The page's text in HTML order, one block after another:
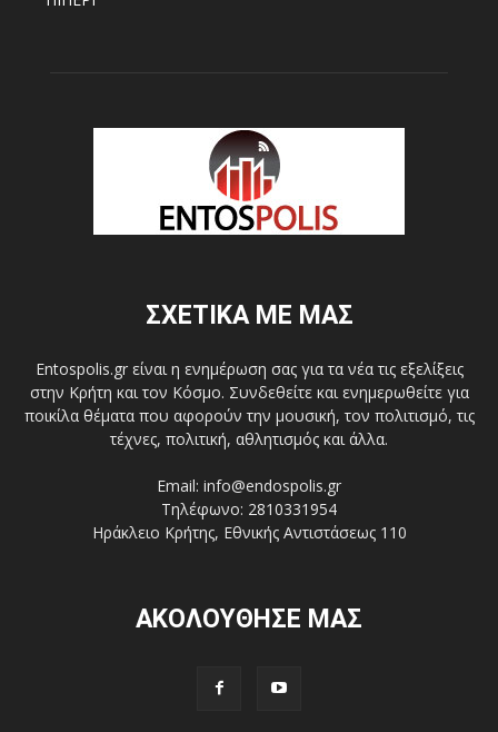
ΣΧΕΤΙΚΑ ΜΕ ΜΑΣ
Entospolis.gr είναι η ενημέρωση σας για τα νέα τις εξελίξεις
στην Κρήτη και τον Κόσμο. Συνδεθείτε και ενημερωθείτε για
ποικίλα θέματα που αφορούν την μουσική, τον πολιτισμό, τις
τέχνες, πολιτική, αθλητισμός και άλλα.
Email: info@endospolis.gr
Τηλέφωνο: 2810331954
Ηράκλειο Κρήτης, Εθνικής Αντιστάσεως 110
ΑΚΟΛΟΥΘΗΣΕ ΜΑΣ